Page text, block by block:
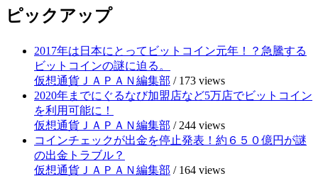
ピックアップ
2017年は日本にとってビットコイン元年！？急騰する
ビットコインの謎に迫る。
仮想通貨ＪＡＰＡＮ編集部 / 173 views
2020年までにぐるなび加盟店など5万店でビットコイン
を利用可能に！
仮想通貨ＪＡＰＡＮ編集部 / 244 views
コインチェックが出金を停止発表！約６５０億円が謎
の出金トラブル？
仮想通貨ＪＡＰＡＮ編集部 / 164 views